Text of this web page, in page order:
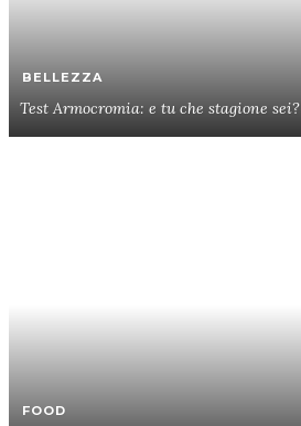
BELLEZZA
Test Armocromia: e tu che stagione sei?
FOOD